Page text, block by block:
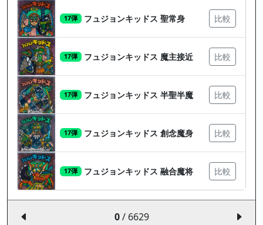
17弾 フュジョンキッドス 聖常身 比較
17弾 フュジョンキッドス 魔主接近 比較
17弾 フュジョンキッドス 半聖半魔 比較
17弾 フュジョンキッドス 創念魔身 比較
17弾 フュジョンキッドス 融合魔将 比較
0/ 6629